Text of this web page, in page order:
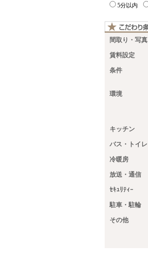
5分以内
間取り・写真
賃料設定
条件
環境
キッチン
バス・トイレ
冷暖房
放送・通信
ｾｷｭﾘﾃｨｰ
駐車・駐輪
その他